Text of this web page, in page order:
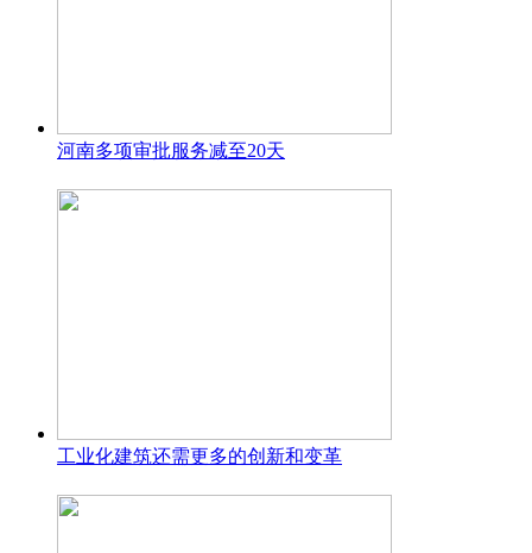
河南多项审批服务减至20天
工业化建筑还需更多的创新和变革